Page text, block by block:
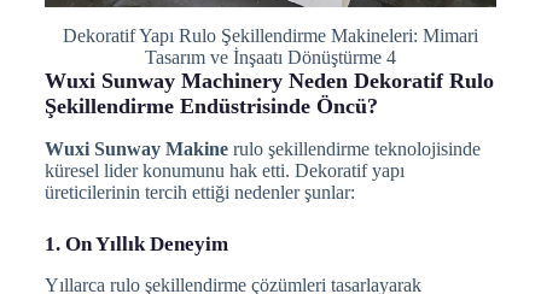
Dekoratif Yapı Rulo Şekillendirme Makineleri: Mimari
Tasarım ve İnşaatı Dönüştürme 4
Wuxi Sunway Machinery Neden Dekoratif Rulo
Şekillendirme Endüstrisinde Öncü?
Wuxi Sunway Makinerulo şekillendirme teknolojisinde
küresel lider konumunu hak etti. Dekoratif yapı
üreticilerinin tercih ettiği nedenler şunlar:
1. On Yıllık Deneyim
Yıllarca rulo şekillendirme çözümleri tasarlayarak